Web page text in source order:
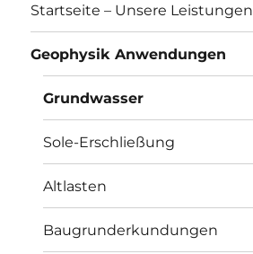
Startseite – Unsere Leistungen
Geophysik Anwendungen
Grundwasser
Sole-Erschließung
Altlasten
Baugrunderkundungen